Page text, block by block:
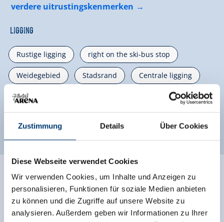
Zustimmung Details Über Cookies
Diese Webseite verwendet Cookies
Wir verwenden Cookies, um Inhalte und Anzeigen zu
personalisieren, Funktionen für soziale Medien anbieten
zu können und die Zugriffe auf unsere Website zu
analysieren. Außerdem geben wir Informationen zu Ihrer
verdere uitrustingskenmerken
Ligging
Rustige ligging right on the ski-bus stop
Weidegebied Stadsrand Centrale ligging
Classificaties
Ratings